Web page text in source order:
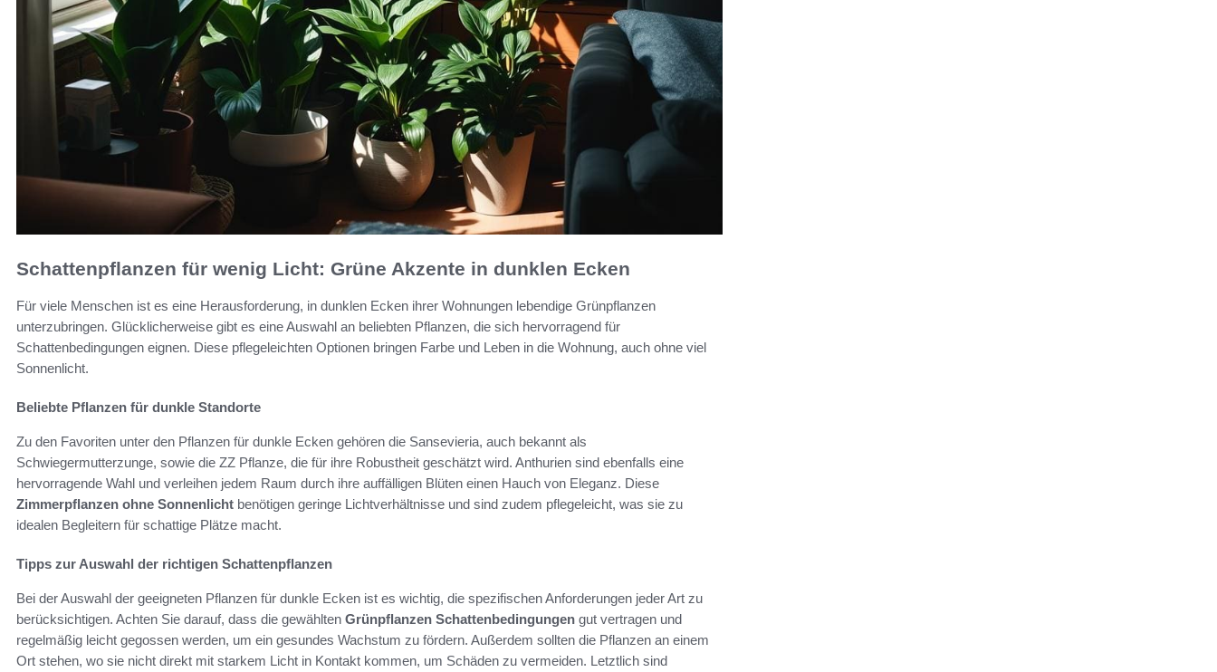
Schattenpflanzen für wenig Licht: Grüne Akzente in dunklen Ecken
Für viele Menschen ist es eine Herausforderung, in dunklen Ecken ihrer Wohnungen lebendige Grünpflanzen
unterzubringen. Glücklicherweise gibt es eine Auswahl an beliebten Pflanzen, die sich hervorragend für
Schattenbedingungen eignen. Diese pflegeleichten Optionen bringen Farbe und Leben in die Wohnung, auch ohne viel
Sonnenlicht.
Beliebte Pflanzen für dunkle Standorte
Zu den Favoriten unter den Pflanzen für dunkle Ecken gehören die Sansevieria, auch bekannt als
Schwiegermutterzunge, sowie die ZZ Pflanze, die für ihre Robustheit geschätzt wird. Anthurien sind ebenfalls eine
hervorragende Wahl und verleihen jedem Raum durch ihre auffälligen Blüten einen Hauch von Eleganz. Diese
Zimmerpflanzen ohne Sonnenlicht benötigen geringe Lichtverhältnisse und sind zudem pflegeleicht, was sie zu
idealen Begleitern für schattige Plätze macht.
Tipps zur Auswahl der richtigen Schattenpflanzen
Bei der Auswahl der geeigneten Pflanzen für dunkle Ecken ist es wichtig, die spezifischen Anforderungen jeder Art zu
berücksichtigen. Achten Sie darauf, dass die gewählten Grünpflanzen Schattenbedingungen gut vertragen und
regelmäßig leicht gegossen werden, um ein gesundes Wachstum zu fördern. Außerdem sollten die Pflanzen an einem
Ort stehen, wo sie nicht direkt mit starkem Licht in Kontakt kommen, um Schäden zu vermeiden. Letztlich sind